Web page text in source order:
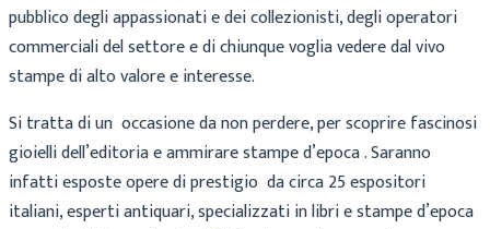
pubblico degli appassionati e dei collezionisti, degli operatori
commerciali del settore e di chiunque voglia vedere dal vivo
stampe di alto valore e interesse.
Si tratta di un occasione da non perdere, per scoprire fascinosi
gioielli dell’editoria e ammirare stampe d’epoca . Saranno
infatti esposte opere di prestigio da circa 25 espositori
italiani, esperti antiquari, specializzati in libri e stampe d’epoca